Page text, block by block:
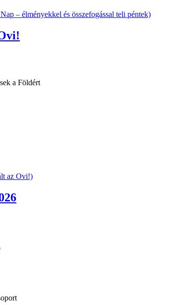
– élményekkel és összefogással teli péntek)
a Földért
az Ovi!)